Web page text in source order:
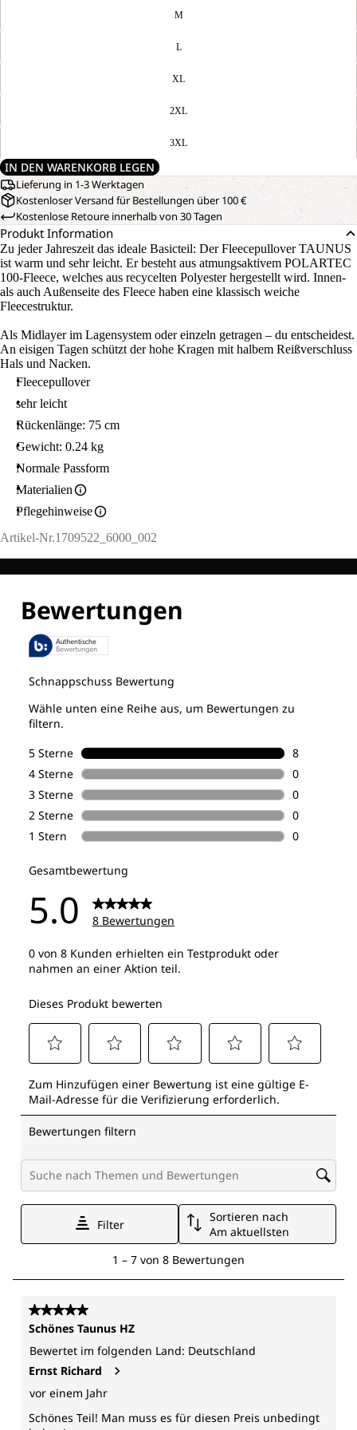
M
L
XL
2XL
3XL
IN DEN WARENKORB LEGEN
Lieferung in 1-3 Werktagen
Kostenloser Versand für Bestellungen über 100 €
Kostenlose Retoure innerhalb von 30 Tagen
Produkt Information
Zu jeder Jahreszeit das ideale Basicteil: Der Fleecepullover TAUNUS
ist warm und sehr leicht. Er besteht aus atmungsaktivem POLARTEC
100-Fleece, welches aus recycelten Polyester hergestellt wird. Innen-
als auch Außenseite des Fleece haben eine klassisch weiche
Fleecestruktur.
Als Midlayer im Lagensystem oder einzeln getragen – du entscheidest.
An eisigen Tagen schützt der hohe Kragen mit halbem Reißverschluss
Hals und Nacken.
Fleecepullover
sehr leicht
Rückenlänge: 75 cm
Gewicht: 0.24 kg
Normale Passform
Materialien
Pflegehinweise
Artikel-Nr.1709522_6000_002